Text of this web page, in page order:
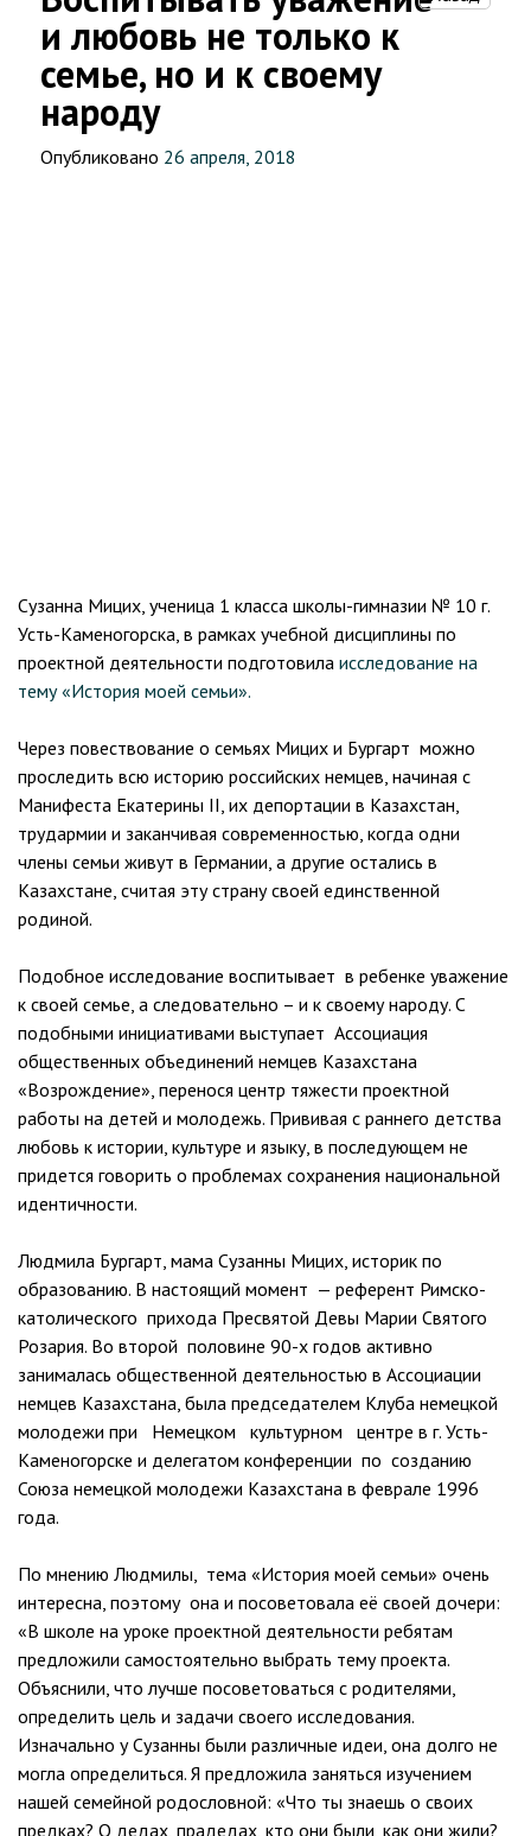
и любовь не только к
семье, но и к своему
народу
Опубликовано 26 апреля, 2018
Сузанна Мицих, ученица 1 класса школы-гимназии № 10 г.
Усть-Каменогорска, в рамках учебной дисциплины по
проектной деятельности подготовила исследование на
тему «История моей семьи».
Через повествование о семьях Мицих и Бургарт можно
проследить всю историю российских немцев, начиная с
Манифеста Екатерины II, их депортации в Казахстан,
трудармии и заканчивая современностью, когда одни
члены семьи живут в Германии, а другие остались в
Казахстане, считая эту страну своей единственной
родиной.
Подобное исследование воспитывает в ребенке уважение
к своей семье, а следовательно – и к своему народу. С
подобными инициативами выступает Ассоциация
общественных объединений немцев Казахстана
«Возрождение», перенося центр тяжести проектной
работы на детей и молодежь. Прививая с раннего детства
любовь к истории, культуре и языку, в последующем не
придется говорить о проблемах сохранения национальной
идентичности.
Людмила Бургарт, мама Сузанны Мицих, историк по
образованию. В настоящий момент — референт Римско-
католического прихода Пресвятой Девы Марии Святого
Розария. Во второй половине 90-х годов активно
занималась общественной деятельностью в Ассоциации
немцев Казахстана, была председателем Клуба немецкой
молодежи при Немецком культурном центре в г. Усть-
Каменогорске и делегатом конференции по созданию
Союза немецкой молодежи Казахстана в феврале 1996
года.
По мнению Людмилы, тема «История моей семьи» очень
интересна, поэтому она и посоветовала её своей дочери:
«В школе на уроке проектной деятельности ребятам
предложили самостоятельно выбрать тему проекта.
Объяснили, что лучше посоветоваться с родителями,
определить цель и задачи своего исследования.
Изначально у Сузанны были различные идеи, она долго не
могла определиться. Я предложила заняться изучением
нашей семейной родословной: «Что ты знаешь о своих
предках? О дедах, прадедах, кто они были, как они жили?